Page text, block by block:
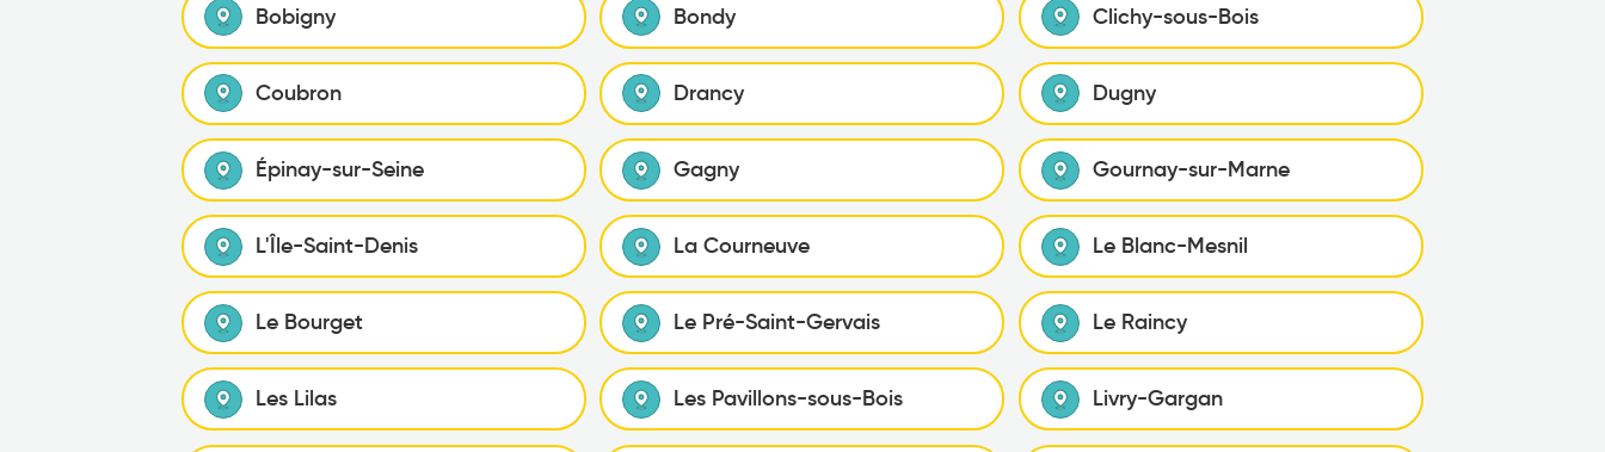
Bobigny Bondy Clichy-sous-Bois
Coubron Drancy Dugny
Épinay-sur-Seine Gagny Gournay-sur-Marne
L'Île-Saint-Denis La Courneuve Le Blanc-Mesnil
Le Bourget Le Pré-Saint-Gervais Le Raincy
Les Lilas Les Pavillons-sous-Bois Livry-Gargan